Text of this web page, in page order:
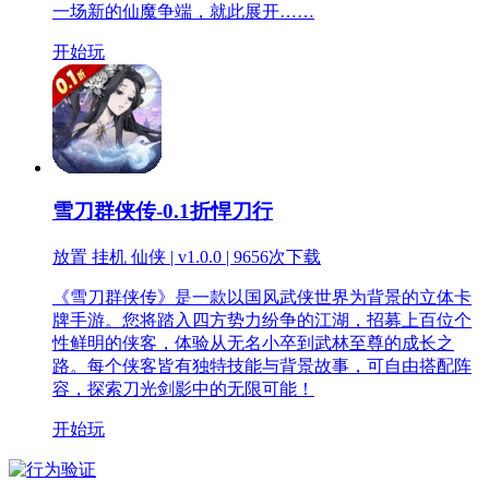
一场新的仙魔争端，就此展开……
开始玩
雪刀群侠传-0.1折悍刀行
放置 挂机 仙侠 | v1.0.0 | 9656次下载
《雪刀群侠传》是一款以国风武侠世界为背景的立体卡
牌手游。您将踏入四方势力纷争的江湖，招募上百位个
性鲜明的侠客，体验从无名小卒到武林至尊的成长之
路。每个侠客皆有独特技能与背景故事，可自由搭配阵
容，探索刀光剑影中的无限可能！
开始玩